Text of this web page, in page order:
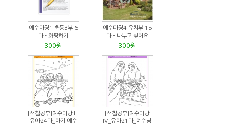
예수마당1 초등3부 6
과 - 화평하기
300원
예수마당4 유치부 15
과 - 나누고 싶어요
300원
[색칠공부]예수마당II_
유아24과_아기 예수
[색칠공부]예수마당
IV_유아21과_예수님